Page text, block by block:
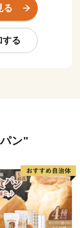
顕著に現れ、日
ともに美しく暮
望に応える仕組
、美里町へ力強
る
する
ン"